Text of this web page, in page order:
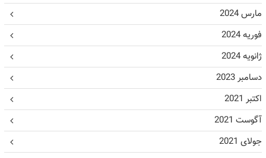
مارس 2024
فوریه 2024
ژانویه 2024
دسامبر 2023
اکتبر 2021
آگوست 2021
جولای 2021